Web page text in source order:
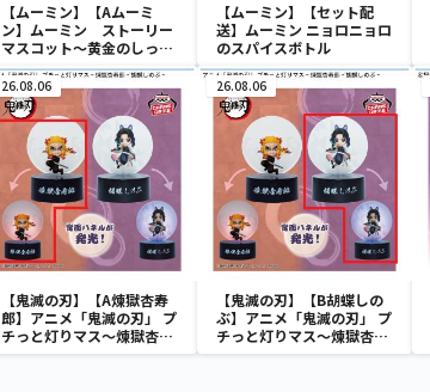
【ムーミン】【Aムーミ
ン】ムーミン ストーリー
マスコット～黄金のしっぽ
～
【ムーミン】【セット配
送】ムーミン ニョロニョロ
のスパイスボトル
26.08.06
【鬼滅の刃】【A煉獄杏寿
郎】アニメ「鬼滅の刃」 プ
チっと灯りマス～煉獄杏寿
郎・胡蝶しのぶ～
26.08.06
【鬼滅の刃】【B胡蝶しの
ぶ】アニメ「鬼滅の刃」 プ
チっと灯りマス～煉獄杏寿
郎・胡蝶しのぶ～